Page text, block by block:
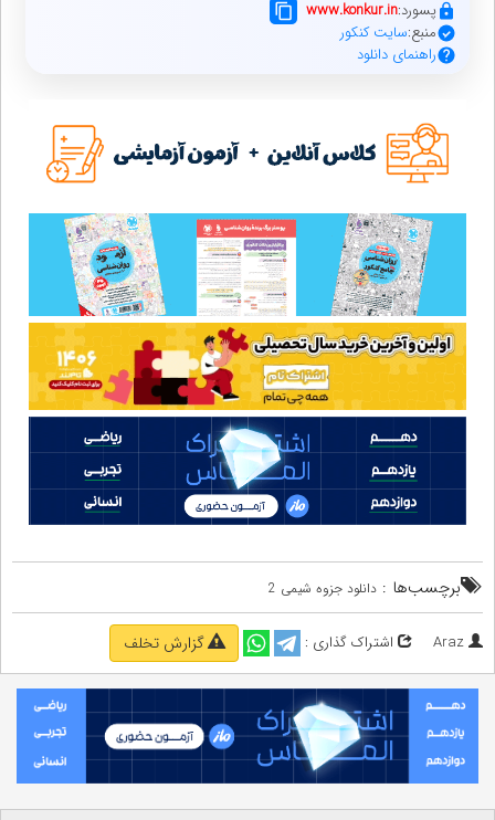
منبع:سایت کنکور
پسورد:www.konkur.in
راهنمای دانلود
برچسب‌ها : دانلود جزوه شیمی 2
Araz اشتراک گذاری : گزارش تخلف